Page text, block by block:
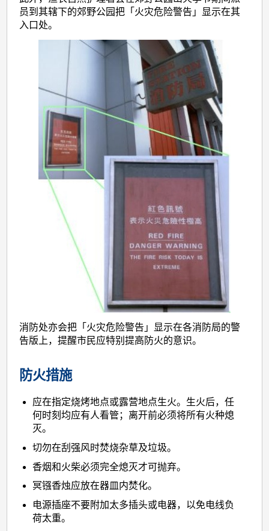
员到其辖下的郊野公园把「火灾危险警告」显示在其
入口处。
消防处亦会把「火灾危险警告」显示在各消防局的警
告版上，提醒市民应特别提高防火的意识。
防火措施
应在指定烧烤地点或露营地点生火。生火后，任
何时刻均应有人看管；离开前必须将所有火种熄
灭。
切勿在刮强风时焚烧杂草及垃圾。
香烟和火柴必须完全熄灭才可抛弃。
冥镪香烛应放在器皿内焚化。
电源插座不要附加太多插头或电器，以免电线负
荷太重。